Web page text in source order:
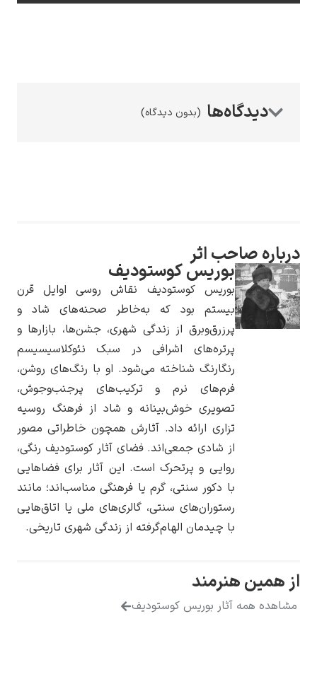
پیر آگوست رنوآر
یوهانس فرمیر
پرفروش‌ترین
(بدون دیدگاه)
صاحب اثر
بوریس کوستودیف
بوریس کوستودیف نقاش روسی اوایل قرن
بیستم بود که به‌خاطر صحنه‌های شاد و
پرزرق‌وبرق از زندگی شهری، جشن‌ها، بازارها و
پرتره‌های اشرافی در سبک نئوکلاسیسیسم
رنگارنگ شناخته می‌شود. او با رنگ‌های روشن،
فرم‌های نرم و ترکیب‌های پرجنب‌وجوش،
تصویری خوش‌بینانه و شاد از فرهنگ روسیه
تزاری ارائه داد. آثارش همچون خاطراتی مصور
از شادی جمعی‌اند. فضای آثار کوستودیف رنگی،
روایی و پرتحرک است. این آثار برای فضاهایی
با دکور سنتی، گرم یا فرهنگی مناسب‌اند؛ مانند
رستوران‌های سنتی، گالری‌های ملی یا اتاق‌هایی
با چیدمان الهام‌گرفته از زندگی شهری تاریخی.
هنرمند
همه آثار بوریس کوستودیف